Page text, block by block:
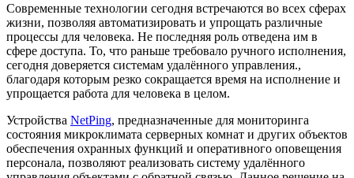
Современные технологии сегодня встречаются во всех сферах
жизни, позволяя автоматизировать и упрощать различные
процессы для человека. Не последняя роль отведена им в
сфере доступа. То, что раньше требовало ручного исполнения,
сегодня доверяется системам удалённого управления.,
благодаря которым резко сокращается время на исполнение и
упрощается работа для человека в целом.
Устройства NetPing, предназначенные для мониторинга
состояния микроклимата серверных комнат и других объектов
обеспечения охранных функций и оперативного оповещения
персонала, позволяют реализовать систему удалённого